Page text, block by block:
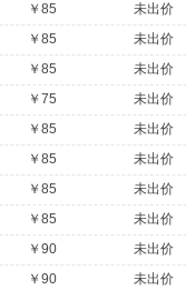
￥85 未出价
￥85 未出价
￥85 未出价
￥75 未出价
￥85 未出价
￥85 未出价
￥85 未出价
￥85 未出价
￥90 未出价
￥90 未出价